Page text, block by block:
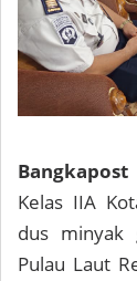
Bangkapost
Kelas IIA
dus minyak
Pulau Laut